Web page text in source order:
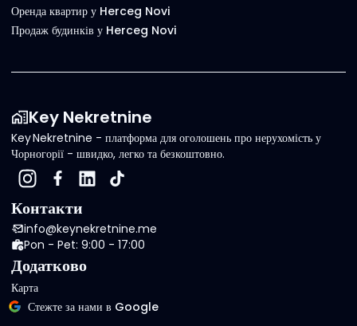
Оренда квартир у Herceg Novi
Продаж будинків у Herceg Novi
Key Nekretnine
Key Nekretnine - платформа для оголошень про нерухомість у
Чорногорії - швидко, легко та безкоштовно.
Контакти
info@keynekretnine.me
Pon - Pet: 9:00 - 17:00
Додатково
Карта
Стежте за нами в Google